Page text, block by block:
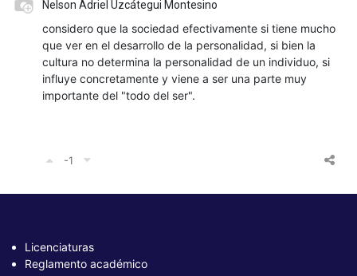
Nelson Adriel Uzcátegui Montesino
considero que la sociedad efectivamente si tiene mucho
que ver en el desarrollo de la personalidad, si bien la
cultura no determina la personalidad de un individuo, si
influye concretamente y viene a ser una parte muy
importante del "todo del ser".
-1
Licenciaturas
Reglamento académico